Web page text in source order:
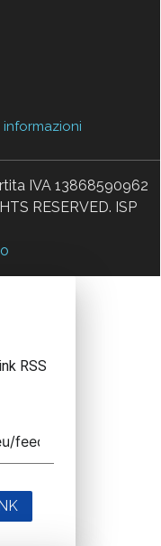
IVA 13868590962
RESERVED. ISP
RSS